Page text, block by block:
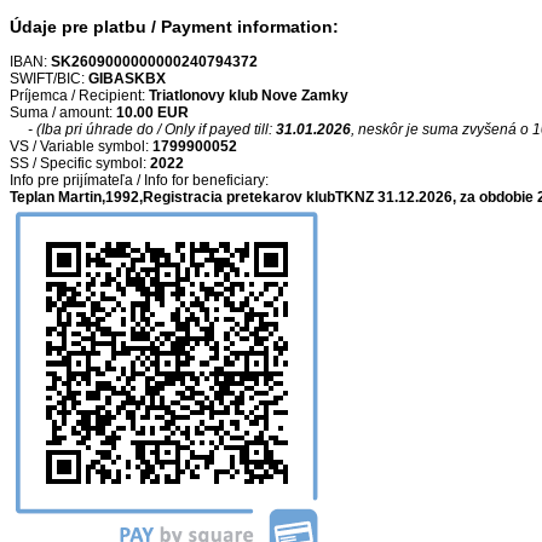
Údaje pre platbu / Payment information:
IBAN: SK2609000000000240794372
SWIFT/BIC: GIBASKBX
Príjemca / Recipient: Triatlonovy klub Nove Zamky
Suma / amount: 10.00 EUR
- (Iba pri úhrade do / Only if payed till: 31.01.2026, neskôr je suma zvyšená o
VS / Variable symbol: 1799900052
SS / Specific symbol: 2022
Info pre prijímateľa / Info for beneficiary:
Teplan Martin,1992,Registracia pretekarov klubTKNZ 31.12.2026, za obdobie